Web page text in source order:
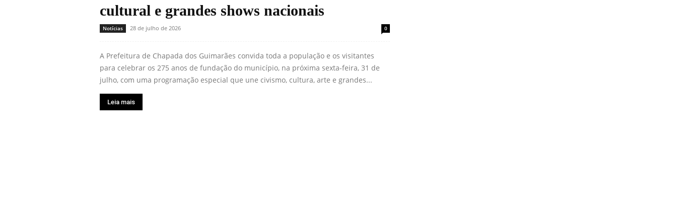
cultural e grandes shows nacionais
Notícias 28 de julho de 2026 0
A Prefeitura de Chapada dos Guimarães convida toda a população e os visitantes
para celebrar os 275 anos de fundação do município, na próxima sexta-feira, 31 de
julho, com uma programação especial que une civismo, cultura, arte e grandes...
Leia mais